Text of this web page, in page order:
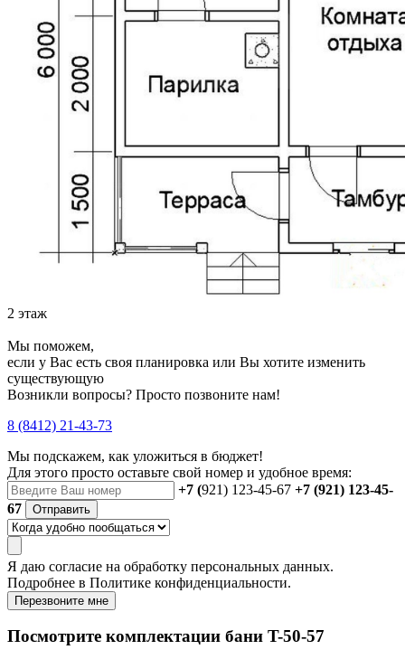
2 этаж
Мы поможем,
если у Вас есть своя планировка или Вы хотите изменить
существующую
Возникли вопросы? Просто позвоните нам!
8 (8412) 21-43-73
Мы подскажем, как уложиться в бюджет!
Для этого просто оставьте свой номер и удобное время:
+7 (921) 123-45-67 +7 (921) 123-45-
67
Отправить
Я даю согласие на обработку персональных данных.
Подробнее в Политике конфиденциальности.
Перезвоните мне
Посмотрите комплектации бани T-50-57